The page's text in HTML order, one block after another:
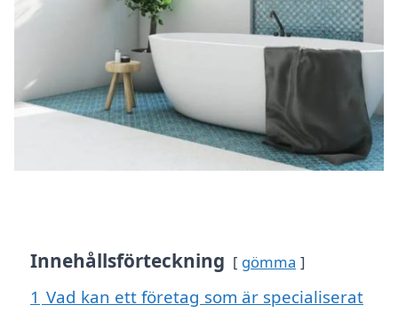
Innehållsförteckning gömma
1 Vad kan ett företag som är specialiserat